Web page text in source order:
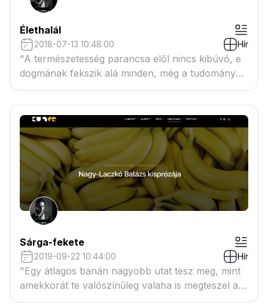
Élethalál
2018-07-13 10:48:00 Hír
"A természetesség parancsa elől nincs kibúvó, e
dogmának fekszik alá minden, még a tudomány
és az Isten egyháza is. Megvádolnád vele a
farkast, hogy helytelenül cselekszik, amikor
széttépi az őzet? Bűnöző-e a vidra, ki több halat
leöl naponta, mint amennyit megenni képes?"
Sárga-fekete
2019-09-22 10:44:00 Hír
"Egy átlagos banán nagyobb utat tesz meg, mint
amekkorát te valószínűleg valaha is megteszel az
életben. Valószínűleg. Földrajzi értelemben, hiszen